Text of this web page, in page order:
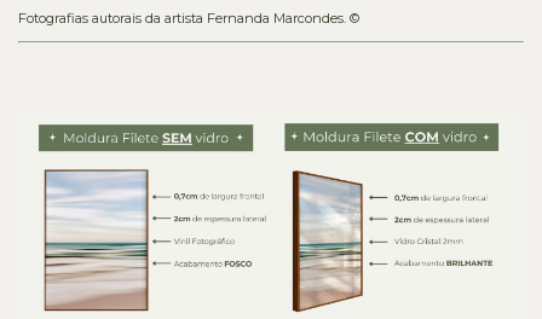
Fotografias autorais da artista Fernanda Marcondes. ©